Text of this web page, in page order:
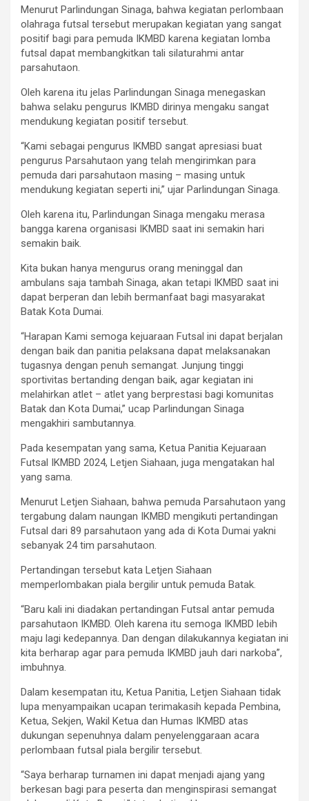
Menurut Parlindungan Sinaga, bahwa kegiatan perlombaan
olahraga futsal tersebut merupakan kegiatan yang sangat
positif bagi para pemuda IKMBD karena kegiatan lomba
futsal dapat membangkitkan tali silaturahmi antar
parsahutaon.
Oleh karena itu jelas Parlindungan Sinaga menegaskan
bahwa selaku pengurus IKMBD dirinya mengaku sangat
mendukung kegiatan positif tersebut.
“Kami sebagai pengurus IKMBD sangat apresiasi buat
pengurus Parsahutaon yang telah mengirimkan para
pemuda dari parsahutaon masing – masing untuk
mendukung kegiatan seperti ini,” ujar Parlindungan Sinaga.
Oleh karena itu, Parlindungan Sinaga mengaku merasa
bangga karena organisasi IKMBD saat ini semakin hari
semakin baik.
Kita bukan hanya mengurus orang meninggal dan
ambulans saja tambah Sinaga, akan tetapi IKMBD saat ini
dapat berperan dan lebih bermanfaat bagi masyarakat
Batak Kota Dumai.
“Harapan Kami semoga kejuaraan Futsal ini dapat berjalan
dengan baik dan panitia pelaksana dapat melaksanakan
tugasnya dengan penuh semangat. Junjung tinggi
sportivitas bertanding dengan baik, agar kegiatan ini
melahirkan atlet – atlet yang berprestasi bagi komunitas
Batak dan Kota Dumai,” ucap Parlindungan Sinaga
mengakhiri sambutannya.
Pada kesempatan yang sama, Ketua Panitia Kejuaraan
Futsal IKMBD 2024, Letjen Siahaan, juga mengatakan hal
yang sama.
Menurut Letjen Siahaan, bahwa pemuda Parsahutaon yang
tergabung dalam naungan IKMBD mengikuti pertandingan
Futsal dari 89 parsahutaon yang ada di Kota Dumai yakni
sebanyak 24 tim parsahutaon.
Pertandingan tersebut kata Letjen Siahaan
memperlombakan piala bergilir untuk pemuda Batak.
“Baru kali ini diadakan pertandingan Futsal antar pemuda
parsahutaon IKMBD. Oleh karena itu semoga IKMBD lebih
maju lagi kedepannya. Dan dengan dilakukannya kegiatan ini
kita berharap agar para pemuda IKMBD jauh dari narkoba”,
imbuhnya.
Dalam kesempatan itu, Ketua Panitia, Letjen Siahaan tidak
lupa menyampaikan ucapan terimakasih kepada Pembina,
Ketua, Sekjen, Wakil Ketua dan Humas IKMBD atas
dukungan sepenuhnya dalam penyelenggaraan acara
perlombaan futsal piala bergilir tersebut.
“Saya berharap turnamen ini dapat menjadi ajang yang
berkesan bagi para peserta dan menginspirasi semangat